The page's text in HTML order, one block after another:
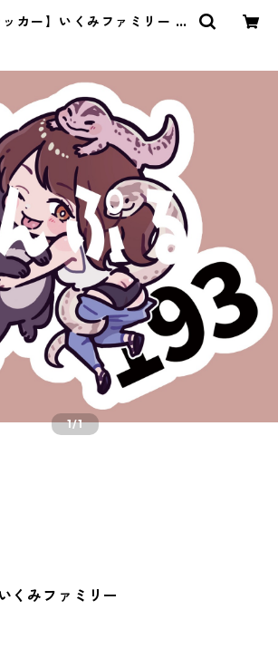
ッカー】いくみファミリー | i
1/1
くみファミリー